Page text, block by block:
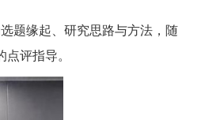
题缘起、研究思路与方法，随
评指导。